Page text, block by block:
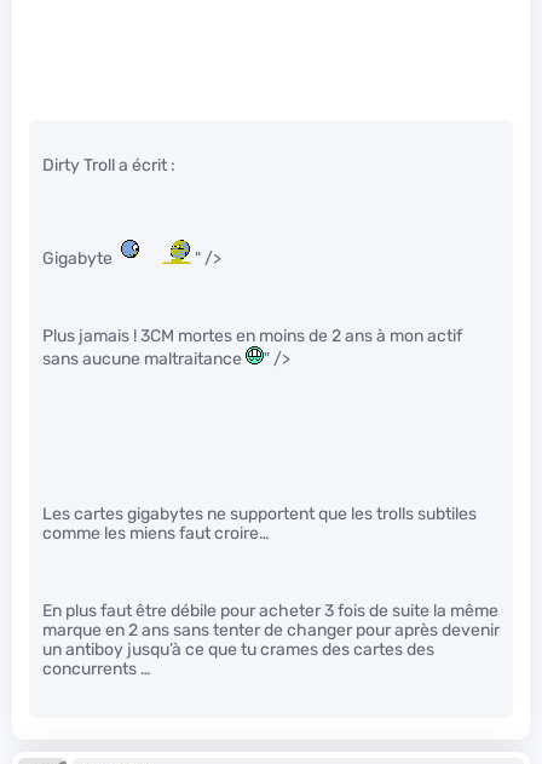
Dirty Troll a écrit :
Gigabyte " />
Plus jamais ! 3CM mortes en moins de 2 ans à mon actif
sans aucune maltraitance
" />
Les cartes gigabytes ne supportent que les trolls subtiles
comme les miens faut croire…
En plus faut être débile pour acheter 3 fois de suite la même
marque en 2 ans sans tenter de changer pour après devenir
un antiboy jusqu’à ce que tu crames des cartes des
concurrents …